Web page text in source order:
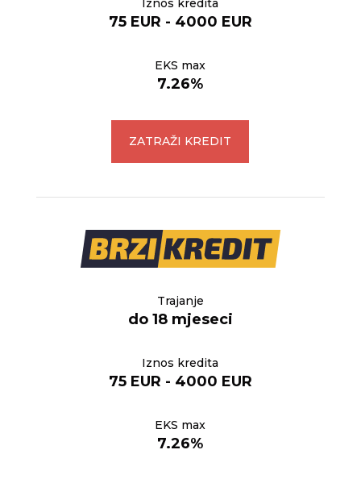
Iznos kredita
75 EUR - 4000 EUR
EKS max
7.26%
ZATRAŽI KREDIT
Trajanje
do 18 mjeseci
Iznos kredita
75 EUR - 4000 EUR
EKS max
7.26%